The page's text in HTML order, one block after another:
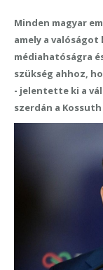
Minden magyar
amely a
médiahatóságra
szükség ahhoz,
- jelentette ki a
szerdán a